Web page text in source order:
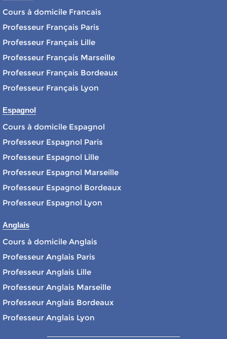
Cours à domicile Francais
Professeur Français Paris
Professeur Français Lille
Professeur Français Marseille
Professeur Français Bordeaux
Professeur Français Lyon
Espagnol
Cours à domicile Espagnol
Professeur Espagnol Paris
Professeur Espagnol Lille
Professeur Espagnol Marseille
Professeur Espagnol Bordeaux
Professeur Espagnol Lyon
Anglais
Cours à domicile Anglais
Professeur Anglais Paris
Professeur Anglais Lille
Professeur Anglais Marseille
Professeur Anglais Bordeaux
Professeur Anglais Lyon